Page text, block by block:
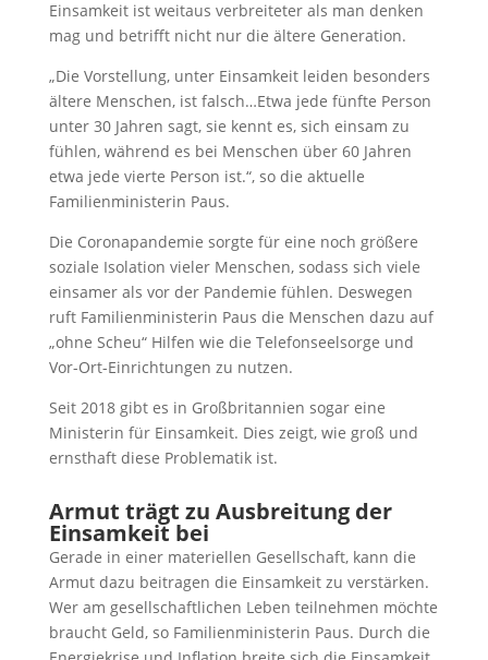
Einsamkeit ist weitaus verbreiteter als man denken
mag und betrifft nicht nur die ältere Generation.
„Die Vorstellung, unter Einsamkeit leiden besonders
ältere Menschen, ist falsch…Etwa jede fünfte Person
unter 30 Jahren sagt, sie kennt es, sich einsam zu
fühlen, während es bei Menschen über 60 Jahren
etwa jede vierte Person ist.“, so die aktuelle
Familienministerin Paus.
Die Coronapandemie sorgte für eine noch größere
soziale Isolation vieler Menschen, sodass sich viele
einsamer als vor der Pandemie fühlen. Deswegen
ruft Familienministerin Paus die Menschen dazu auf
„ohne Scheu“ Hilfen wie die Telefonseelsorge und
Vor-Ort-Einrichtungen zu nutzen.
Seit 2018 gibt es in Großbritannien sogar eine
Ministerin für Einsamkeit. Dies zeigt, wie groß und
ernsthaft diese Problematik ist.
Armut trägt zu Ausbreitung der
Einsamkeit bei
Gerade in einer materiellen Gesellschaft, kann die
Armut dazu beitragen die Einsamkeit zu verstärken.
Wer am gesellschaftlichen Leben teilnehmen möchte
braucht Geld, so Familienministerin Paus. Durch die